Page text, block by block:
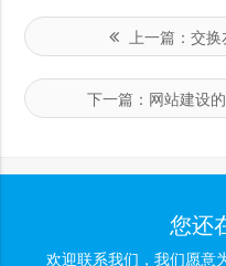
上一篇： 交换
下一篇： 网站建设
您还
欢迎联系我们，我们愿意